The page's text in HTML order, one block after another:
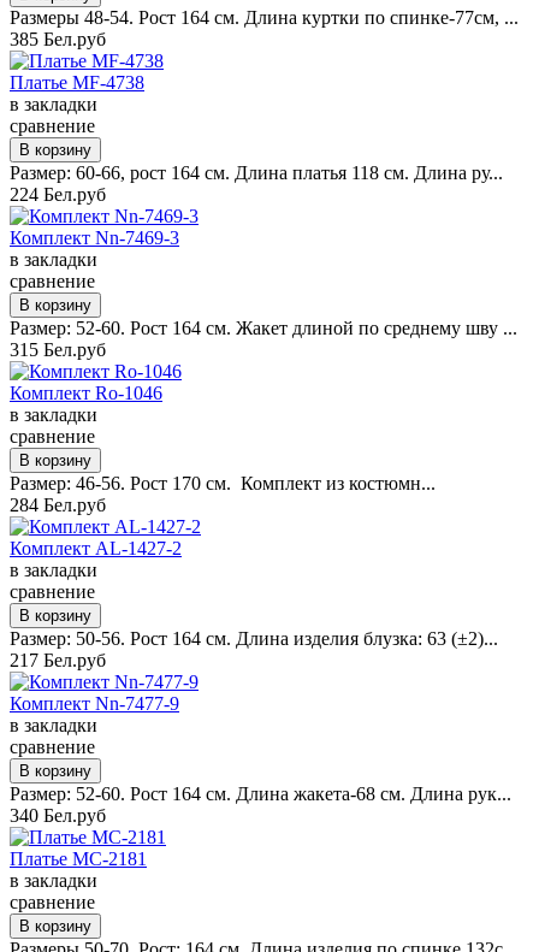
Размеры 48-54. Рост 164 см. Длина куртки по спинке-77см, ...
385 Бел.руб
Платье MF-4738
в закладки
сравнение
Размер: 60-66, рост 164 см. Длина платья 118 см. Длина ру...
224 Бел.руб
Комплект Nn-7469-3
в закладки
сравнение
Размер: 52-60. Рост 164 см. Жакет длиной по среднему шву ...
315 Бел.руб
Комплект Ro-1046
в закладки
сравнение
Размер: 46-56. Рост 170 см. Комплект из костюмн...
284 Бел.руб
Комплект AL-1427-2
в закладки
сравнение
Размер: 50-56. Рост 164 см. Длина изделия блузка: 63 (±2)...
217 Бел.руб
Комплект Nn-7477-9
в закладки
сравнение
Размер: 52-60. Рост 164 см. Длина жакета-68 см. Длина рук...
340 Бел.руб
Платье MC-2181
в закладки
сравнение